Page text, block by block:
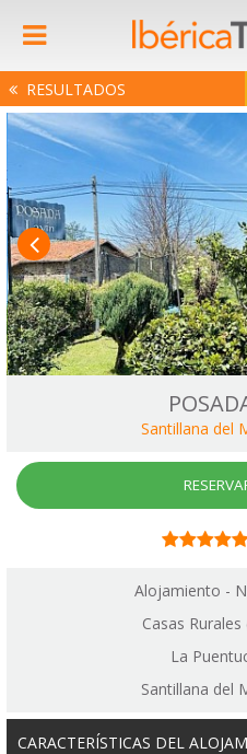
RESULTADOS
Santillana del
Alojamiento -
Casas
La
Santillana del
CARACTERÍSTICAS DEL